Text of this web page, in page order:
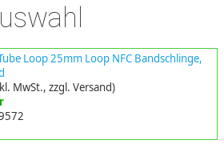
Loop 25mm Loop NFC Bandschlinge,
MwSt., zzgl. Versand)